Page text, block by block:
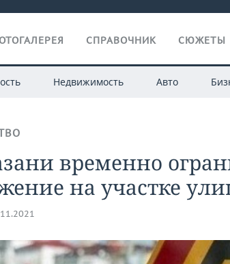
СПРАВОЧНИК СЮЖЕТЫ
Недвижимость Авто
временно
на участке